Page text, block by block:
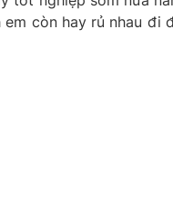
còn hay rủ nhau đi